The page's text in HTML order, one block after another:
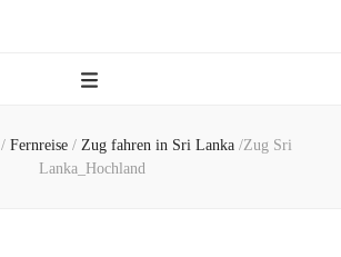
/ Fernreise / Zug fahren in Sri Lanka /Zug Sri
Lanka_Hochland